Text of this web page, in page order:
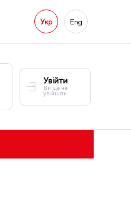
Укр Eng
Увійти
Ви ще не
увійшли